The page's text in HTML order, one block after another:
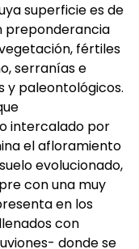
superficie es de
preponderancia
fértiles
serranías e
y paleontológicos.
intercalado por
el afloramiento
evolucionado,
con una muy
en los
con
donde se